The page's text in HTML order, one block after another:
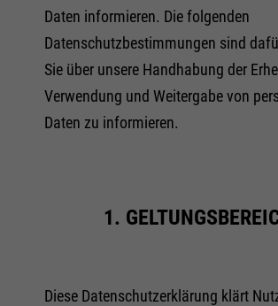
Daten informieren. Die folgenden
Datenschutzbestimmungen sind
Sie über unsere Handhabung der
Verwendung und Weitergabe von
Daten zu informieren.
1.
Diese Datenschutzerklärung klärt